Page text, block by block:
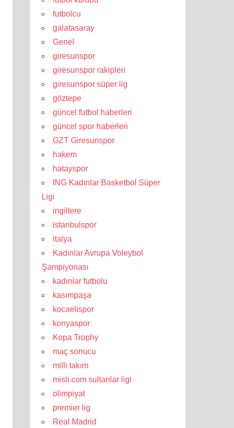
futbolcu
galatasaray
Genel
giresunspor
giresunspor rakipleri
giresunspor süper lig
göztepe
güncel futbol haberleri
güncel spor haberleri
GZT Giresunspor
hakem
hatayspor
ING Kadınlar Basketbol Süper
Ligi
ingiltere
istanbulspor
italya
Kadınlar Avrupa Voleybol
Şampiyonası
kadınlar futbolu
kasımpaşa
kocaelispor
konyaspor
Kopa Trophy
maç sonucu
milli takım
misli.com sultanlar ligi
olimpiyat
premier lig
Real Madrid